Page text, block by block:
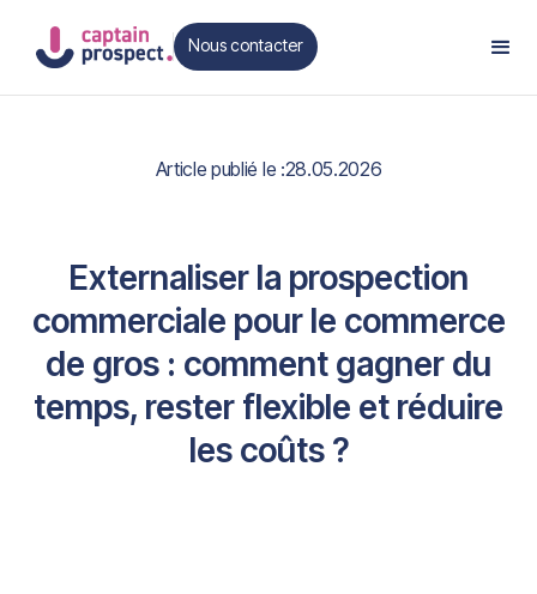
Nous contacter
Contact
Article publié le :28.05.2026
Externaliser la prospection
commerciale pour le commerce
de gros : comment gagner du
temps, rester flexible et réduire
les coûts ?